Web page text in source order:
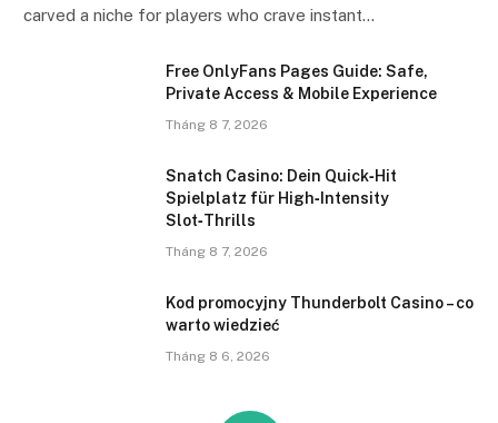
carved a niche for players who crave instant…
Free OnlyFans Pages Guide: Safe,
Private Access & Mobile Experience
Tháng 8 7, 2026
Snatch Casino: Dein Quick‑Hit
Spielplatz für High‑Intensity
Slot‑Thrills
Tháng 8 7, 2026
Kod promocyjny Thunderbolt Casino – co
warto wiedzieć
Tháng 8 6, 2026